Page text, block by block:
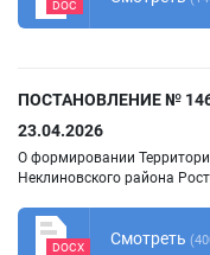
DOC
ПОСТАНОВЛЕНИЕ №
23.04.2026
О формировании
Неклиновского района
DOCX Смотреть